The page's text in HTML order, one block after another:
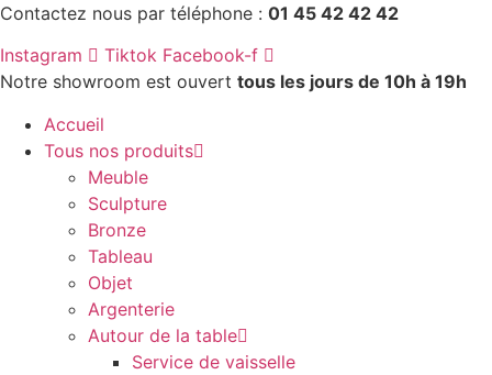
Aller
contenu
Contactez nous par téléphone : 01 45 42 42 42
Instagram
Tiktok Facebook-f
Notre showroom est ouvert tous les jours de 10h à 19h
Accueil
Tous nos produits
Meuble
Sculpture
Bronze
Tableau
Objet
Argenterie
Autour de la table
Service de vaisselle